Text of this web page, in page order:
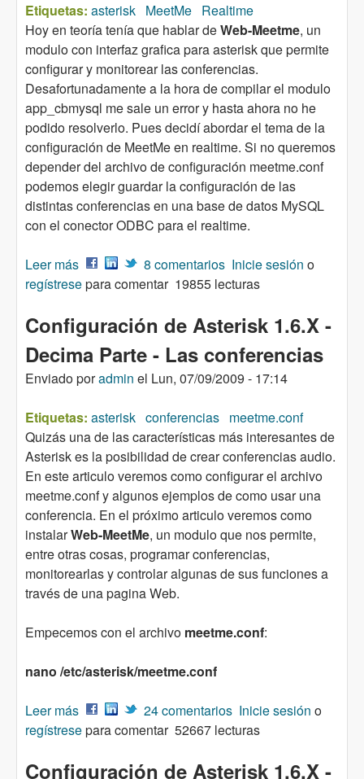
Etiquetas: asterisk MeetMe Realtime
Hoy en teoría tenía que hablar deWeb-Meetme, un
modulo con interfaz grafica para asterisk que permite
configurar y monitorear las conferencias.
Desafortunadamente a la hora de compilar el modulo
app_cbmysql me sale un error y hasta ahora no he
podido resolverlo. Pues decidí abordar el tema de la
configuración de MeetMe en realtime. Si no queremos
depender del archivo de configuración meetme.conf
podemos elegir guardar la configuración de las
distintas conferencias en una base de datos MySQL
con el conector ODBC para el realtime.
Leer más sobre Asterisk 1.6.X - MeetMe Realtime
8 comentarios Inicie sesión o
regístresepara comentar 19855 lecturas
Configuración de Asterisk 1.6.X -
Decima Parte - Las conferencias
Enviado poradmin el Lun, 07/09/2009 - 17:14
Etiquetas: asterisk conferencias meetme.conf
Quizás una de las características más interesantes de
Asterisk es la posibilidad de crear conferencias audio.
En este articulo veremos como configurar el archivo
meetme.conf y algunos ejemplos de como usar una
conferencia. En el próximo articulo veremos como
instalarWeb-MeetMe, un modulo que nos permite,
entre otras cosas, programar conferencias,
monitorearlas y controlar algunas de sus funciones a
través de una pagina Web.
Empecemos con el archivo meetme.conf:
nano /etc/asterisk/meetme.conf
Leer más sobre Configuración de Asterisk 1.6.X - Decima
Parte - Las conferencias
24 comentarios Inicie sesión o
regístresepara comentar 52667 lecturas
Configuración de Asterisk 1.6.X -